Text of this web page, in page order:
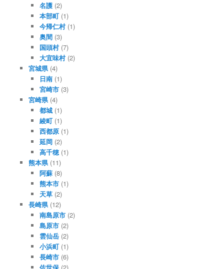
名護 (2)
本部町 (1)
今帰仁村(1)
奥間 (3)
国頭村(7)
大宜味村(2)
宮城県(4)
日南 (1)
宮崎市 (3)
宮崎県(4)
都城 (1)
綾町 (1)
西都原 (1)
延岡 (2)
高千穂 (1)
熊本県(11)
阿蘇 (8)
熊本市 (1)
天草 (2)
長崎県(12)
南島原市 (2)
島原市 (2)
雲仙岳 (2)
小浜町 (1)
長崎市 (6)